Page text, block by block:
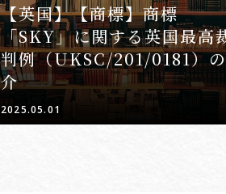
【英国】【商標】商標
「SKY」に関する英国最高
判例（UKSC/201/0181）
介
2025.05.01